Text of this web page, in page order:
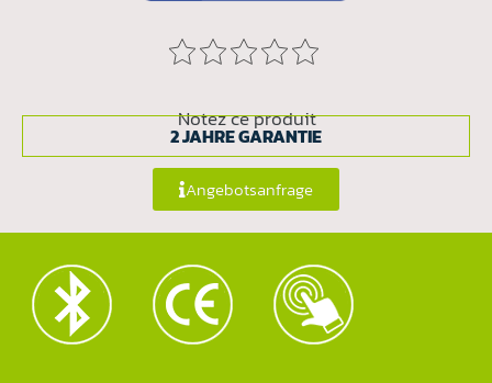
Notez ce produit
2 JAHRE GARANTIE
Angebotsanfrage